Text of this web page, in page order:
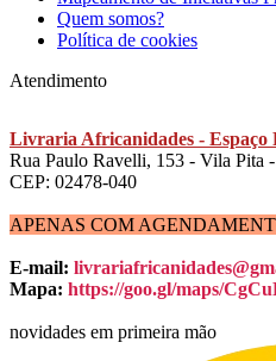
Quem somos?
Política de cookies
Atendimento
Livraria Africanidades - Espaço
Rua Paulo Ravelli, 153 - Vila Pita -
CEP: 02478-040
APENAS COM
E-mail:
Mapa: https://goo.gl/maps/
novidades em primeira mão